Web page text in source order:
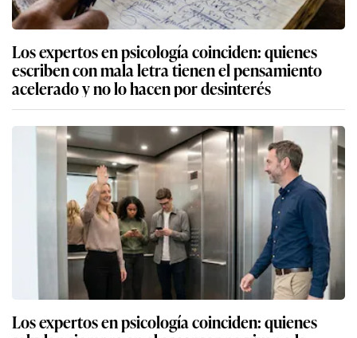
Los expertos en psicología coinciden: quienes
escriben con mala letra tienen el pensamiento
acelerado y no lo hacen por desinterés
Los expertos en psicología coinciden: quienes